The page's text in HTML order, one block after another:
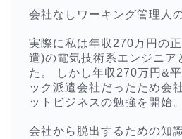
会社なしワーキング管理人
実際に私は年収270万円の
遣)の電気技術系エンジニア
た。 しかし年収270万円&
ック派遣会社だったため会
ットビジネスの勉強を開始。
会社から脱出するための知